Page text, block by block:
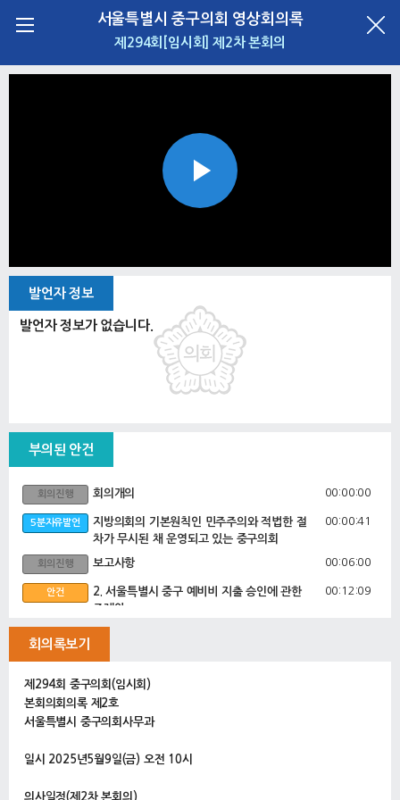
서울특별시 중구의회 영상회의록
제294회[임시회] 제2차 본회의
Play
발언자 정보
발언자 정보가 없습니다.
부의된 안건
회의진행 회의개의 00:00:00
5분자유발언
지방의회의 기본원칙인 민주주의와 적법한 절
차가 무시된 채 운영되고 있는 중구의회
00:00:41
회의진행 보고사항 00:06:00
안건
2. 서울특별시 중구 예비비 지출 승인에 관한
조례안
3. 서울특별시 중구 공공기관의 출연금, 전출
4. 서울특별시 중구 청년 기본 조례 일부개정
조례안
5. 서울신용보증재단 출연 동의안
6. 서울특별시 중구 식품진흥기금에 관한 조
례 일부개정조례안
정조례안
및 위탁에 관한 조례 일부개정조례안
00:12:09
회의록보기
제294회 중구의회(임시회)
본회의회의록 제2호
서울특별시 중구의회사무과
일시 2025년5월9일(금) 오전 10시
의사일정(제2차 본회의)